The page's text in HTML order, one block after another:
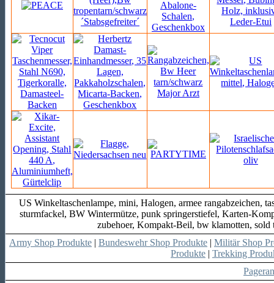
US Winkeltaschenlampe, mini, Halogen, armee rangabzeichen,
sturmfackel, BW Wintermütze, punk springerstiefel, Karten-
zubehoer, Kompakt-Beil, bw klamotten, sold
Army Shop Produkte | Bundeswehr Shop Produkte | Militär Shop
Produkte | Trekking